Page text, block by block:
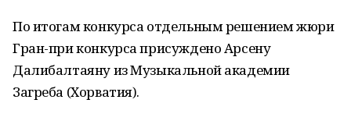
По итогам конкурса отдельным решением жюри
Гран-при конкурса присуждено Арсену
Далибалтаяну из Музыкальной академии
Загреба (Хорватия).